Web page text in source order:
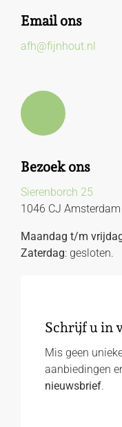
Email ons
afh@fijnhout.nl
Bezoek ons
Sierenborch 25
1046 CJ Amsterdam
Maandag t/m
Zaterdag: gesloten.
Schrijf u in
Mis geen
aanbiedingen
nieuwsbrief.